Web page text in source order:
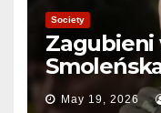
Society
Zagubieni
May 19, 2026